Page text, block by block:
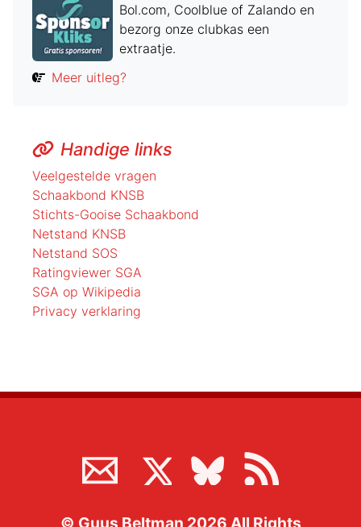
Bol.com, Coolblue of Zalando en
bezorg onze clubkas een
extraatje.
Meer uitleg?
Handige links
Veelgestelde vragen
Schaakbond KNSB
Stichts-Gooise Schaakbond
Netstand KNSB
Netstand SOS
Ratingviewer SGA
SGA op Wikipedia
Privacy verklaring
© Guus Beltman 2026 All Rights